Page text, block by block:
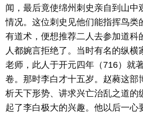
闻，最后竟使绵州刺史亲自到山中
情况。这位刺史见他们能指挥鸟类
有道术，便想推荐二人去参加道科
人都婉言拒绝了。当时有名的纵横
老师，此人于开元四年（716）就
卷。那时李白才十五岁。赵蕤这部
析天下形势、讲求兴亡治乱之道的
起了李白极大的兴趣。他以后一心